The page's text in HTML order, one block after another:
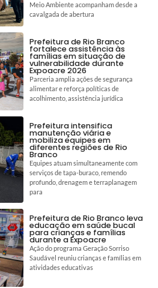
Meio Ambiente acompanham desde a
cavalgada de abertura
Prefeitura de Rio Branco
fortalece assistência às
famílias em situação de
vulnerabilidade durante
Expoacre 2026
Parceria amplia ações de segurança
alimentar e reforça políticas de
acolhimento, assistência jurídica
Prefeitura intensifica
manutenção viária e
mobiliza equipes em
diferentes regiões de Rio
Branco
Equipes atuam simultaneamente com
serviços de tapa-buraco, remendo
profundo, drenagem e terraplanagem
para
Prefeitura de Rio Branco leva
educação em saúde bucal
para crianças e famílias
durante a Expoacre
Ação do programa Geração Sorriso
Saudável reuniu crianças e famílias em
atividades educativas